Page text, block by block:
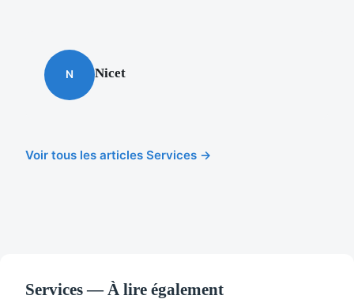
N Nicet
Voir tous les articles Services →
Services — À lire également